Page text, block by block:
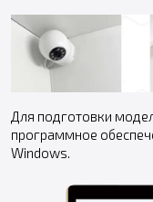
Для подготовки
программное
Windows.